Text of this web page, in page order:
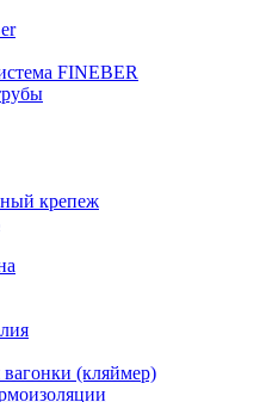
FINEBER
крепеж
(кляймер)